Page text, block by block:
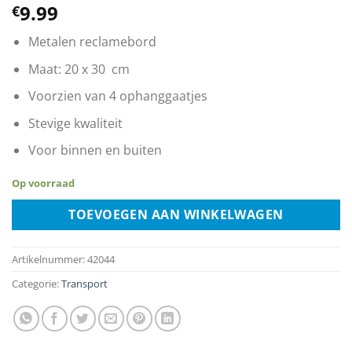
€9.99
Metalen reclamebord
Maat: 20 x 30 cm
Voorzien van 4 ophanggaatjes
Stevige kwaliteit
Voor binnen en buiten
Op voorraad
TOEVOEGEN AAN WINKELWAGEN
Artikelnummer:42044
Categorie:Transport